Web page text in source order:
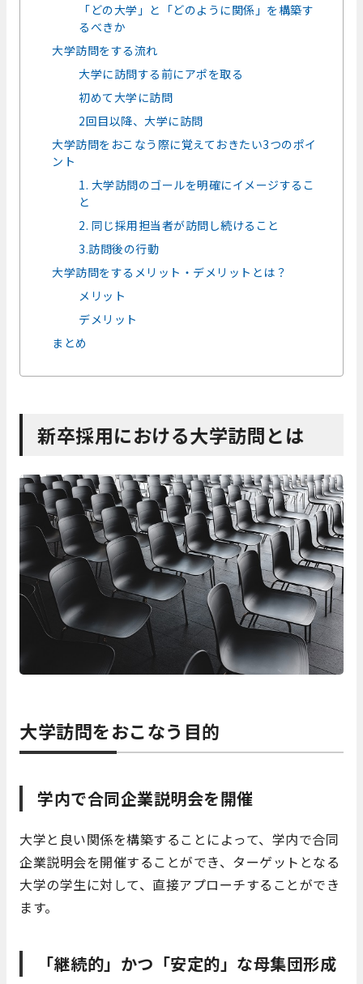
「どの大学」と「どのように関係」を構築す
るべきか
大学訪問をする流れ
大学に訪問する前にアポを取る
初めて大学に訪問
2回目以降、大学に訪問
大学訪問をおこなう際に覚えておきたい3つのポイ
ント
1. 大学訪問のゴールを明確にイメージするこ
と
2. 同じ採用担当者が訪問し続けること
3.訪問後の行動
大学訪問をするメリット・デメリットとは？
メリット
デメリット
まとめ
新卒採用における大学訪問とは
大学訪問をおこなう目的
学内で合同企業説明会を開催
大学と良い関係を構築することによって、学内で合同
企業説明会を開催することができ、ターゲットとなる
大学の学生に対して、直接アプローチすることができ
ます。
「継続的」かつ「安定的」な母集団形成